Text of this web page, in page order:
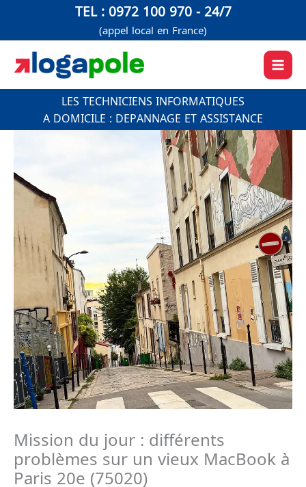
contenu
TEL : 0972 100 970 - 24/7
(appel local en France)
LES TECHNICIENS INFORMATIQUES
A DOMICILE : DEPANNAGE ET ASSISTANCE
Mission du jour : différents
problèmes sur un vieux MacBook à
Paris 20e (75020)